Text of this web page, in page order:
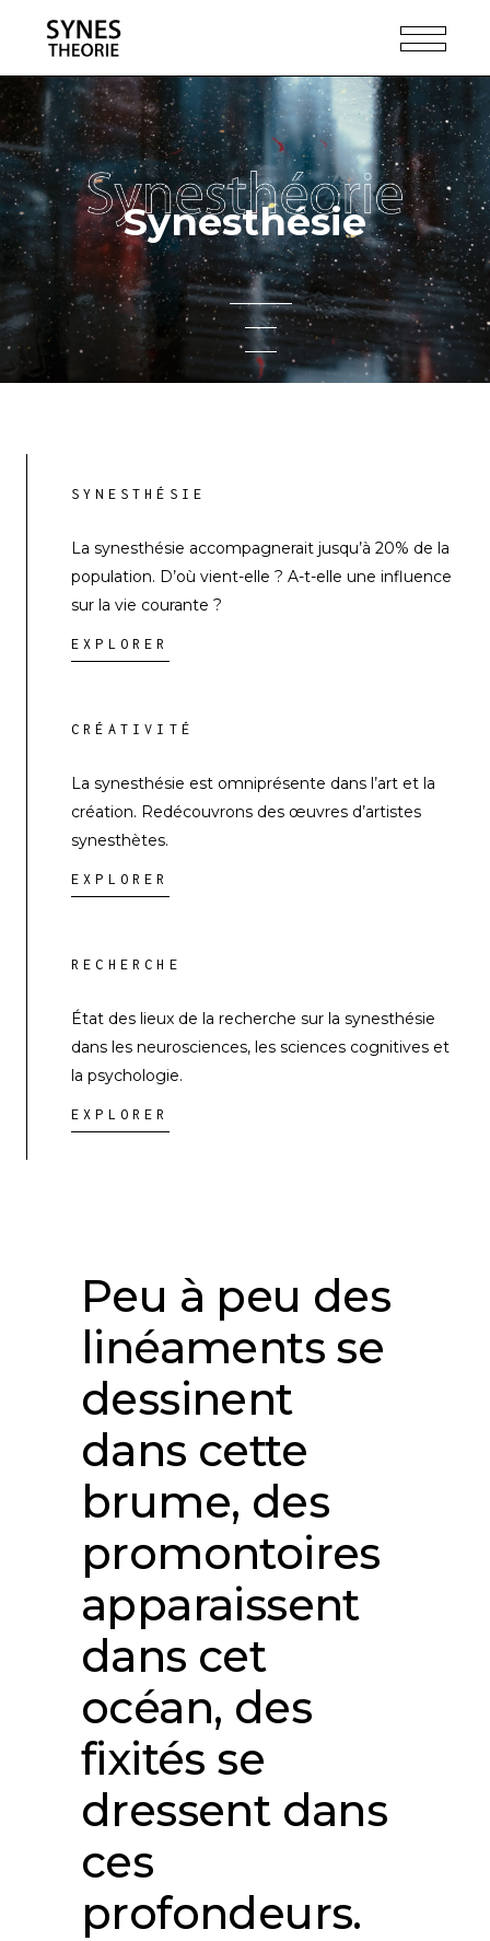
Synesthésie
SYNESTHÉSIE
La synesthésie accompagnerait jusqu’à 20% de la
population. D’où vient-elle ? A-t-elle une influence
sur la vie courante ?
EXPLORER
CRÉATIVITÉ
La synesthésie est omniprésente dans l’art et la
création. Redécouvrons des œuvres d’artistes
synesthètes.
EXPLORER
RECHERCHE
État des lieux de la recherche sur la synesthésie
dans les neurosciences, les sciences cognitives et
la psychologie.
EXPLORER
Peu à peu des
linéaments se
dessinent
dans cette
brume, des
promontoires
apparaissent
dans cet
océan, des
fixités se
dressent dans
ces
profondeurs.